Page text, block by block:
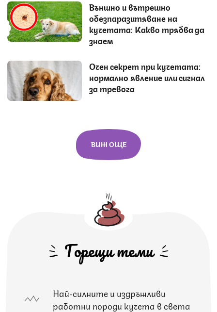
Външно и вътрешно
обезпаразитяване на
кучетата: Какво трябва да
знаем
Очен секрет при кучетата:
нормално явление или сигнал
за тревога
ВИЖ ОЩЕ
Горещи теми
Най-силните и издръжливи
работни породи кучета в света